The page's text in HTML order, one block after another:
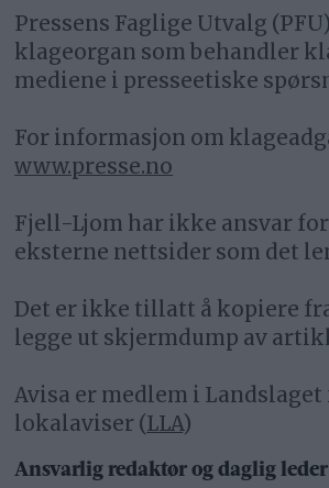
Pressens Faglige Utvalg
klageorgan som behandler
mediene i presseetiske
For informasjon om
www.presse.no
Fjell-Ljom har ikke ansvar
eksterne nettsider som det
Det er ikke tillatt å kopiere
legge ut skjermdump av
Avisa er medlem i
lokalaviser (LLA)
Ansvarlig redaktør og daglig